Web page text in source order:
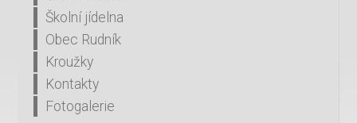
Školní jídelna
Obec Rudník
Kroužky
Kontakty
Fotogalerie